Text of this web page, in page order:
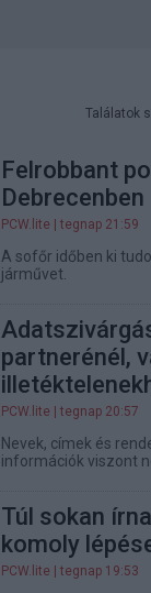
Találatok
Felrobbant
Debrecenben
PCW.lite | tegnap 21:59
A sofőr időben ki
járművet.
partnerénél,
PCW.lite | tegnap 20:57
Nevek, címek és
információk viszont
Túl sokan
komoly
PCW.lite | tegnap 19:53